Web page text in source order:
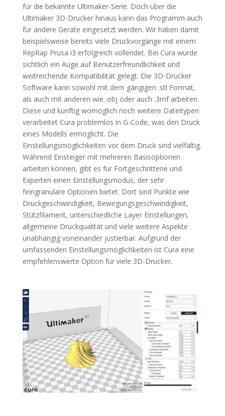
für die bekannte Ultimaker-Serie. Doch über die
Ultimaker 3D-Drucker hinaus kann das Programm auch
für andere Geräte eingesetzt werden. Wir haben damit
beispielsweise bereits viele Druckvorgänge mit einem
RepRap Prusa i3 erfolgreich vollendet. Bei Cura wurde
sichtlich ein Auge auf Benutzerfreundlichkeit und
weitreichende Kompatibilität gelegt. Die 3D-Drucker
Software kann sowohl mit dem gängigen .stl Format,
als auch mit anderen wie .obj oder auch .3mf arbeiten.
Diese und künftig womöglich noch weitere Dateitypen
verarbeitet Cura problemlos in G-Code, was den Druck
eines Modells ermöglicht. Die
Einstellungsmöglichkeiten vor dem Druck sind vielfältig.
Während Einsteiger mit mehreren Basisoptionen
arbeiten können, gibt es für Fortgeschrittene und
Experten einen Einstellungsmodus, der sehr
feingranulare Optionen bietet. Dort sind Punkte wie
Druckgeschwindigkeit, Bewegungsgeschwindigkeit,
Stützfilament, unterschiedliche Layer Einstellungen,
allgemeine Druckqualität und viele weitere Aspekte
unabhängig voneinander justierbar. Aufgrund der
umfassenden Einstellungsmöglichkeiten ist Cura eine
empfehlenswerte Option für viele 3D-Drucker.